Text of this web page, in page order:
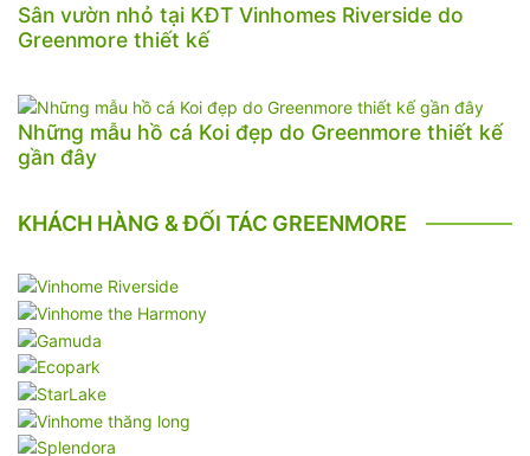
Sân vườn nhỏ tại KĐT Vinhomes Riverside do
Greenmore thiết kế
Những mẫu hồ cá Koi đẹp do Greenmore thiết kế
gần đây
KHÁCH HÀNG & ĐỐI TÁC GREENMORE